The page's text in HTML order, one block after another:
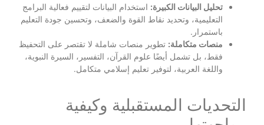
تحليل البيانات الكبيرة: استخدام البيانات لتقييم فعالية البرامج
التعليمية، وتحديد نقاط القوة والضعف، وتحسين جودة التعليم
باستمرار.
منصات متكاملة: تطوير منصات شاملة لا تقتصر على التحفيظ
فقط، بل تشمل أيضًا علوم القرآن، التفسير، السيرة النبوية،
واللغة العربية، لتوفير تعليم إسلامي متكامل.
التحديات المستقبلية وكيفية